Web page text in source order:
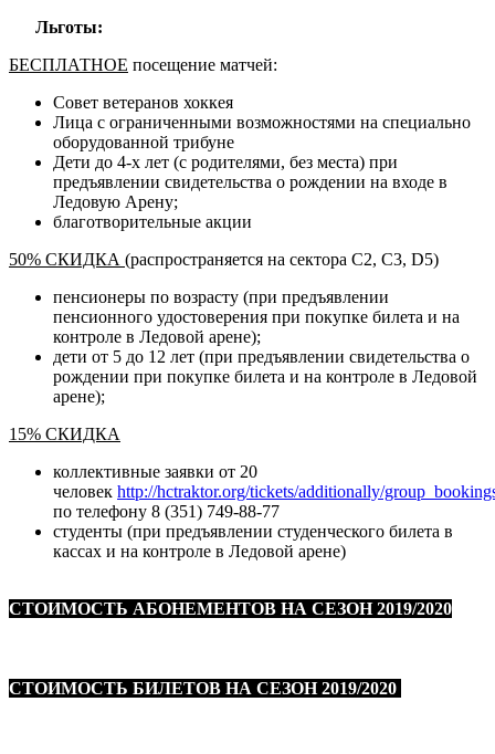
Льготы:
БЕСПЛАТНОЕ посещение матчей:
Совет ветеранов хоккея
Лица с ограниченными возможностями на специально
оборудованной трибуне
Дети до 4-х лет (с родителями, без места) при
предъявлении свидетельства о рождении на входе в
Ледовую Арену;
благотворительные акции
50% СКИДКА (распространяется на сектора С2, С3, D5)
пенсионеры по возрасту (при предъявлении
пенсионного удостоверения при покупке билета и на
контроле в Ледовой арене);
дети от 5 до 12 лет (при предъявлении свидетельства о
рождении при покупке билета и на контроле в Ледовой
арене);
15% СКИДКА
коллективные заявки от 20
человек http://hctraktor.org/tickets/additionally/
по телефону 8 (351) 749-88-77
студенты (при предъявлении студенческого билета в
кассах и на контроле в Ледовой арене)
СТОИМОСТЬ АБОНЕМЕНТОВ НА СЕЗОН 2019/2020
СТОИМОСТЬ БИЛЕТОВ НА СЕЗОН 2019/2020